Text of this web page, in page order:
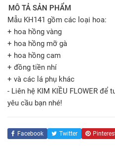
MÔ TẢ SẢN PHẨM
Mẫu KH141 gồm các loại hoa:
+ hoa hồng vàng
+ hoa hồng mỡ gà
+ hoa hồng cam
+ đồng tiền nhí
+ và các lá phụ khác
- Liên hệ KIM KIỀU FLOWER để
yêu cầu bạn nhé!
Facebook Twitter